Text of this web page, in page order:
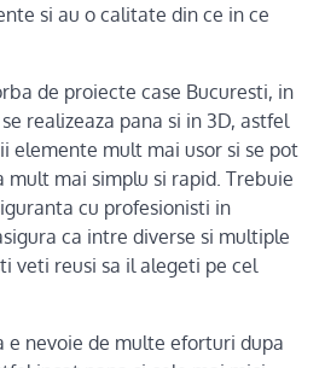
si au o calitate din ce in ce
de proiecte case Bucuresti, in
realizeaza pana si in 3D, astfel
elemente mult mai usor si se pot
mult mai simplu si rapid. Trebuie
cu profesionisti in
ca intre diverse si multiple
veti reusi sa il alegeti pe cel
e nevoie de multe eforturi dupa